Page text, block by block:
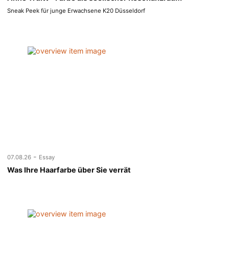
Sneak Peek für junge Erwachsene K20 Düsseldorf
07.08.26 - Essay
Was Ihre Haarfarbe über Sie verrät